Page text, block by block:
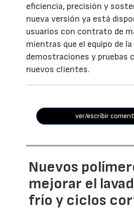
eficiencia, precisión y
nueva versión ya está
usuarios con contrato de
mientras que el equipo de
demostraciones y pruebas
nuevos clientes.
ver/escribir
Nuevos
mejorar el
frío y ciclos